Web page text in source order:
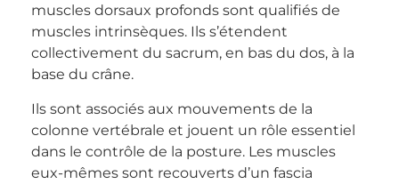
muscles dorsaux profonds sont qualifiés de
muscles intrinsèques. Ils s’étendent
collectivement du sacrum, en bas du dos, à la
base du crâne.
Ils sont associés aux mouvements de la
colonne vertébrale et jouent un rôle essentiel
dans le contrôle de la posture. Les muscles
eux-mêmes sont recouverts d’un fascia